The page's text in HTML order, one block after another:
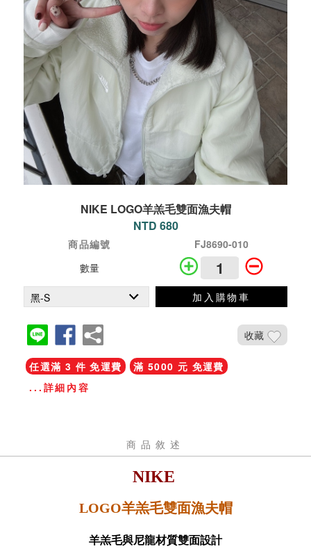
NIKE LOGO羊羔毛雙面漁夫帽
NTD 680
商品編號
FJ8690-010
數量
加入購物車
收藏
任選滿 3 件 免運費
滿 5000 元 免運費
...詳細內容
商品敘述